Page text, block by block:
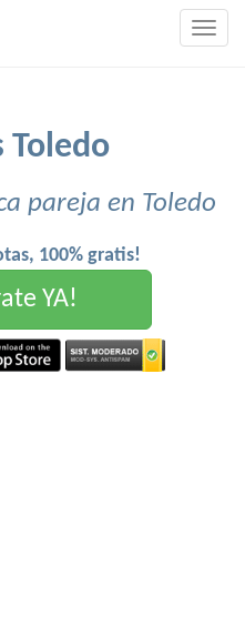
Toledo
pareja en Toledo
100% gratis!
YA!